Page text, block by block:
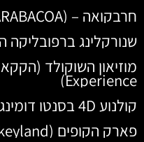
חרבקואה – (JARABACOA) + רפטינג בחרבקואה
שנורקלינג ברפובליקה
Experience)
קולנוע 4D בסנטו דומינגו
פארק הקופים (Monkeyland) בפונטה קאנה